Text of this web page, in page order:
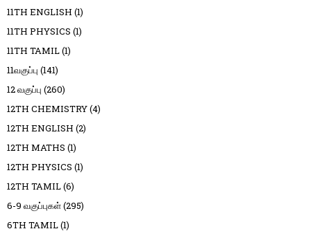
11TH ENGLISH (1)
11TH PHYSICS (1)
11TH TAMIL(1)
11வகுப்பு (141)
12 வகுப்பு (260)
12TH CHEMISTRY(4)
12TH ENGLISH (2)
12TH MATHS (1)
12TH PHYSICS (1)
12TH TAMIL(6)
6-9 வகுப்புகள்(295)
6TH TAMIL(1)